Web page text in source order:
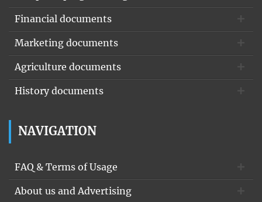
Financial documents
Marketing documents
Agriculture documents
History documents
NAVIGATION
FAQ & Terms of Usage
About us and Advertising